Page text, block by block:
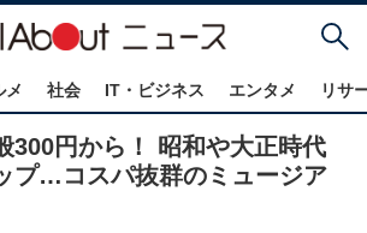
メ 社会 IT・ビジネス エンタメ リサ
300円から！ 昭和や大正時代
プ…コスパ抜群のミュージア